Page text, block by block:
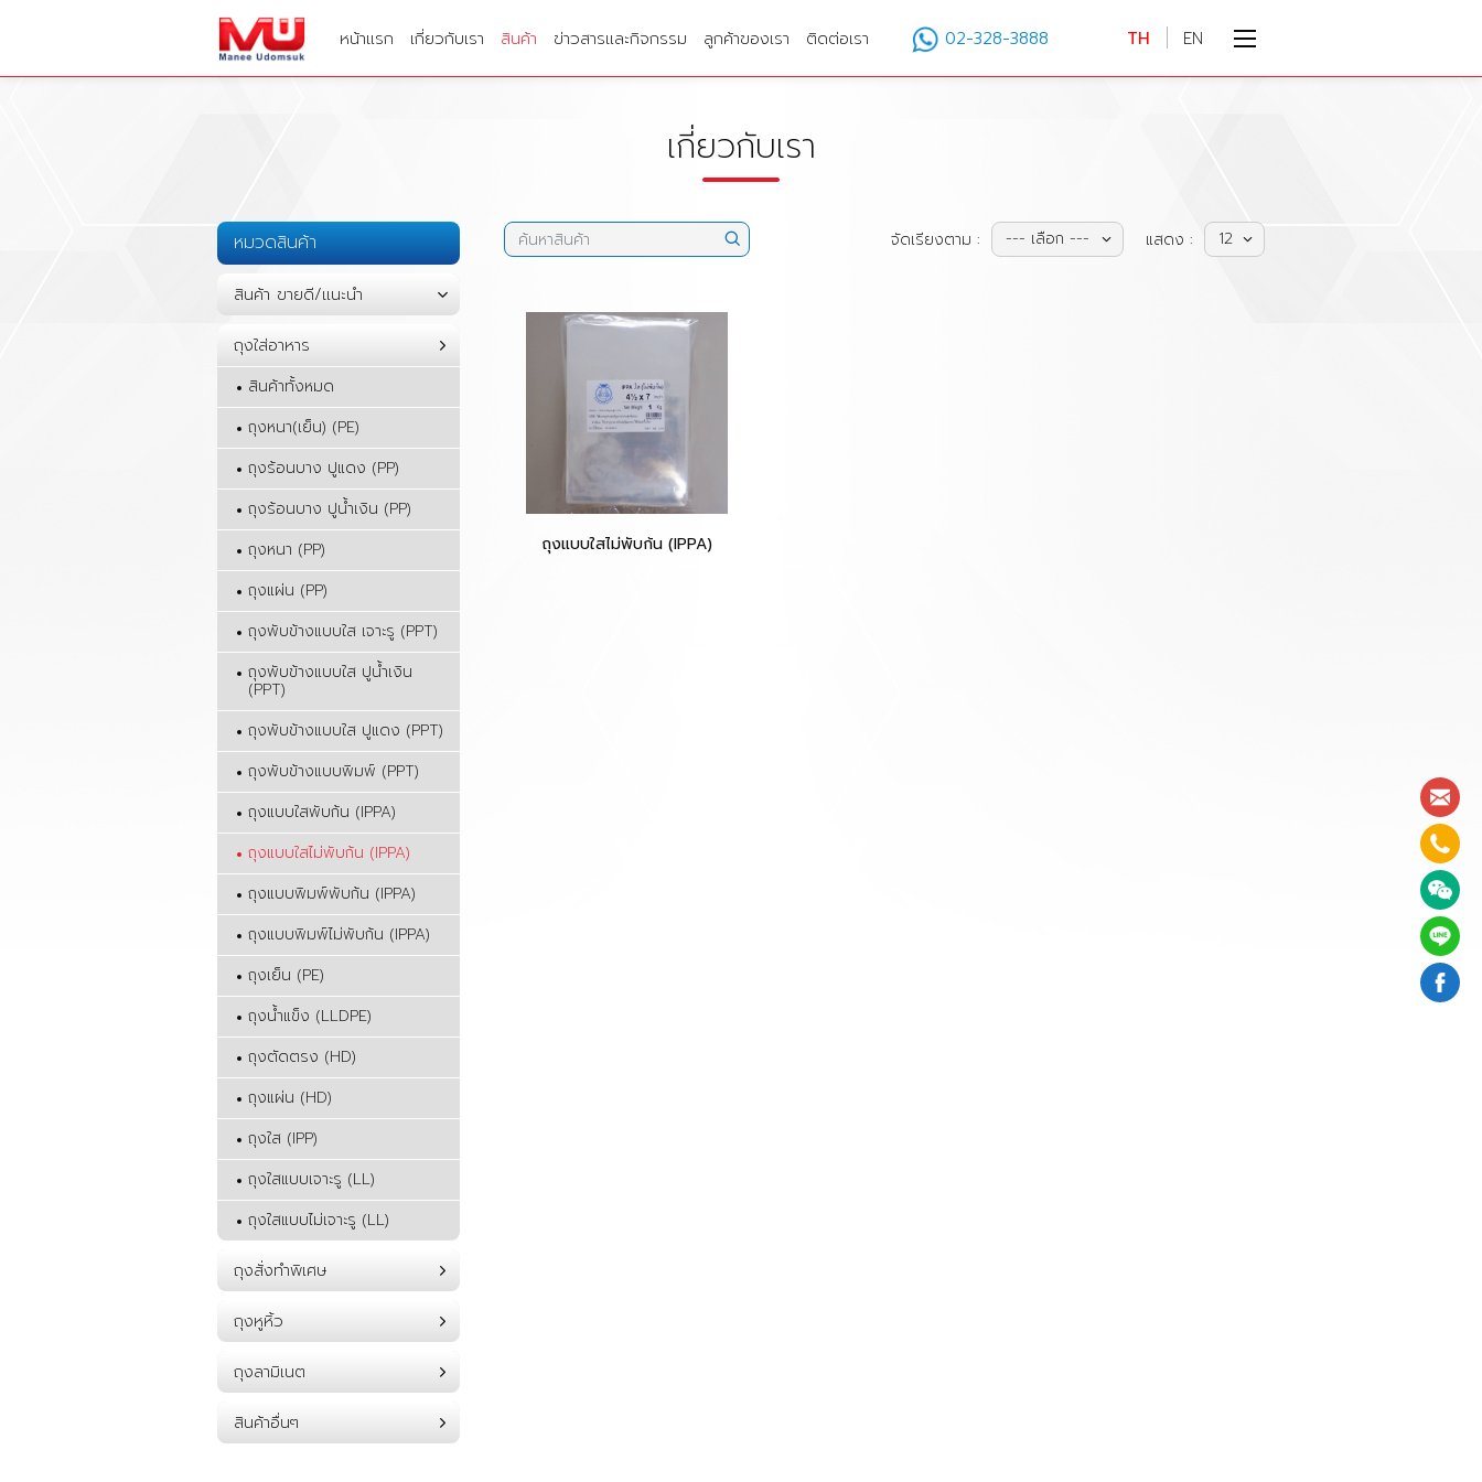
หน้าแรก เกี่ยวกับเรา สินค้า ข่าวสารและกิจกรรม ลูกค้าของเรา ติดต่อเรา 02-328-3888 TH EN
เกี่ยวกับเรา
หมวดสินค้า
สินค้า ขายดี/แนะนำ
ถุงใส่อาหาร
สินค้าทั้งหมด
ถุงหนา(เย็น) (PE)
ถุงร้อนบาง ปูแดง (PP)
ถุงร้อนบาง ปูน้ำเงิน (PP)
ถุงหนา (PP)
ถุงแผ่น (PP)
ถุงพับข้างแบบใส เจาะรู (PPT)
ถุงพับข้างแบบใส ปูน้ำเงิน
(PPT)
ถุงพับข้างแบบใส ปูแดง (PPT)
ถุงพับข้างแบบพิมพ์ (PPT)
ถุงแบบใสพับก้น (IPPA)
ถุงแบบใสไม่พับก้น (IPPA)
ถุงแบบพิมพ์พับก้น (IPPA)
ถุงแบบพิมพ์ไม่พับก้น (IPPA)
ถุงเย็น (PE)
ถุงน้ำแข็ง (LLDPE)
ถุงตัดตรง (HD)
ถุงแผ่น (HD)
ถุงใส (IPP)
ถุงใสแบบเจาะรู (LL)
ถุงใสแบบไม่เจาะรู (LL)
ถุงสั่งทำพิเศษ
ถุงหูหิ้ว
ถุงลามิเนต
สินค้าอื่นๆ
จัดเรียงตาม : --- เลือก --- แสดง : 12
ถุงแบบใสไม่พับก้น (IPPA)